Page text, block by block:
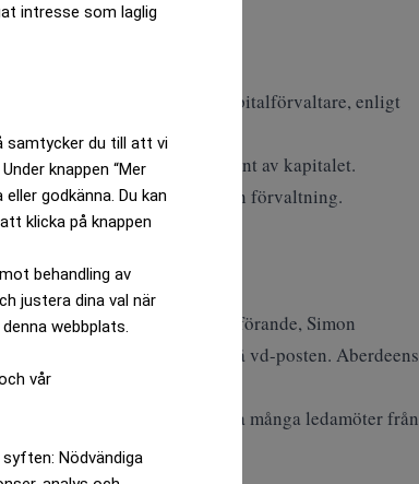
intresse som laglig
samtycker du till att vi
knappen “Mer
godkänna. Du kan
klicka på knappen
behandling av
justera dina val när
webbplats.
vår
Nödvändiga
Storbritanniens största kapitalförvaltare, enligt
nya företaget med 66,7 procent av kapitalet.
7,3 biljoner kronor, under egen förvaltning.
Aberdeens nuvarande ordförande, Simon
vd Martin Gilbert ska dela på vd-posten. Aberdeens
att styrelsen ska bestå av lika många ledamöter från